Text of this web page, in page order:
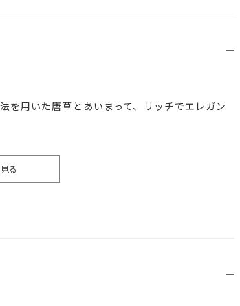
を用いた唐草とあいまって、リッチでエレガン
る